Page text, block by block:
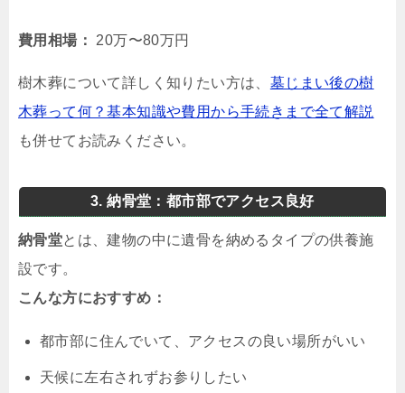
費用相場： 20万〜80万円
樹木葬について詳しく知りたい方は、 墓じまい後の樹
木葬って何？基本知識や費用から手続きまで全て解説
も併せてお読みください。
3. 納骨堂：都市部でアクセス良好
納骨堂とは、建物の中に遺骨を納めるタイプの供養施
設です。
こんな方におすすめ：
都市部に住んでいて、アクセスの良い場所がいい
天候に左右されずお参りしたい